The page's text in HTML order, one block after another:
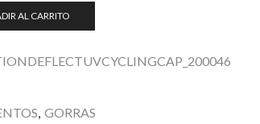
AL CARRITO
, GORRAS